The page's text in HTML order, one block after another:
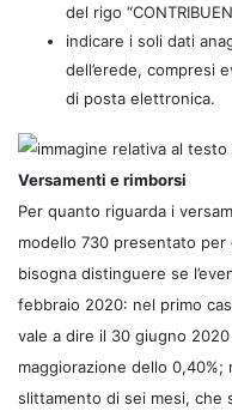
del rigo
indicare i soli dati
dell’erede, compresi
di posta elettronica.
Versamenti e rimborsi
Per quanto riguarda i
modello 730 presentato
bisogna distinguere se
febbraio 2020: nel primo
vale a dire il 30 giugno
maggiorazione dello
slittamento di sei mesi, che